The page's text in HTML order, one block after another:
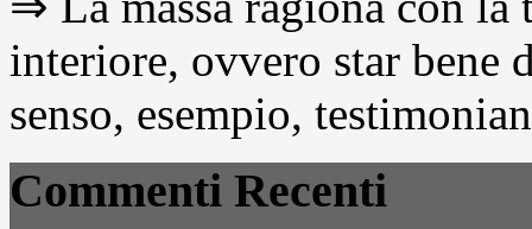
interiore, ovvero star
senso, esempio,
Commenti Recenti